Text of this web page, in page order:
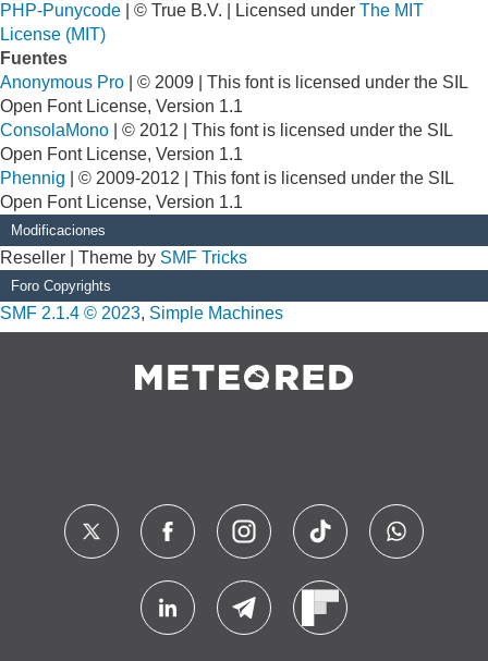
PHP-Punycode | © True B.V. | Licensed under The MIT
License (MIT)
Fuentes
Anonymous Pro | © 2009 | This font is licensed under the SIL
Open Font License, Version 1.1
ConsolaMono | © 2012 | This font is licensed under the SIL
Open Font License, Version 1.1
Phennig | © 2009-2012 | This font is licensed under the SIL
Open Font License, Version 1.1
Modificaciones
Reseller | Theme by SMF Tricks
Foro Copyrights
SMF 2.1.4 © 2023, Simple Machines